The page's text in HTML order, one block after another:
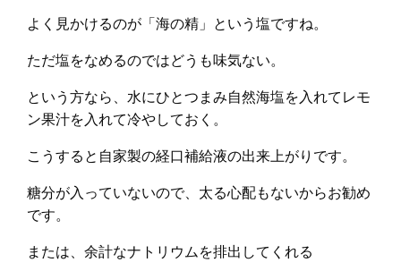
よく見かけるのが「海の精」という塩ですね。
ただ塩をなめるのではどうも味気ない。
という方なら、水にひとつまみ自然海塩を入れてレモ
ン果汁を入れて冷やしておく。
こうすると自家製の経口補給液の出来上がりです。
糖分が入っていないので、太る心配もないからお勧め
です。
または、余計なナトリウムを排出してくれる